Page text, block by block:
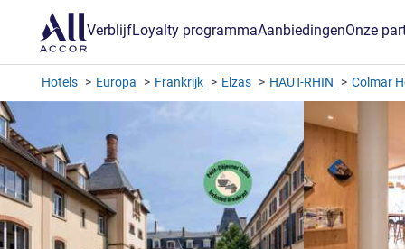
VerblijfLoyalty programmaAanbiedingenOnze
Hotels Europa Frankrijk Elzas HAUT-RHIN Colmar